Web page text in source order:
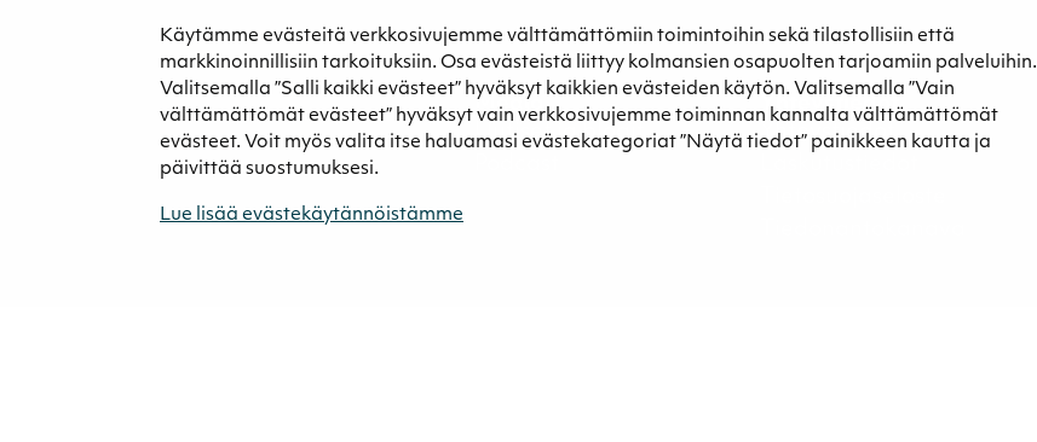
Käytämme evästeitä verkkosivujemme välttämättömiin toimintoihin sekä tilastollisiin että
markkinoinnillisiin tarkoituksiin. Osa evästeistä liittyy kolmansien osapuolten tarjoamiin palveluihin.
Valitsemalla ”Salli kaikki evästeet” hyväksyt kaikkien evästeiden käytön. Valitsemalla ”Vain
välttämättömät evästeet” hyväksyt vain verkkosivujemme toiminnan kannalta välttämättömät
evästeet. Voit myös valita itse haluamasi evästekategoriat ”Näytä tiedot” painikkeen kautta ja
päivittää suostumuksesi.
Lue lisää evästekäytännöistämme
Media
Uutiset ja blogit
Yhteystiedot
Yhteystiedot